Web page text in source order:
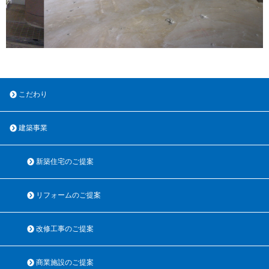
こだわり
建築事業
新築住宅のご提案
リフォームのご提案
改修工事のご提案
商業施設のご提案